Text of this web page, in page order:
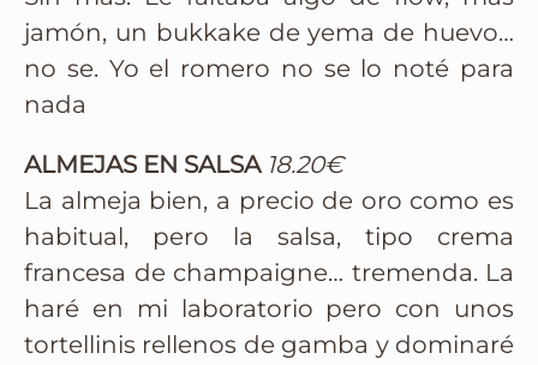
jamón, un bukkake de yema de huevo…
no se. Yo el romero no se lo noté para
nada
ALMEJAS EN SALSA 18.20€
La almeja bien, a precio de oro como es
habitual, pero la salsa, tipo crema
francesa de champaigne… tremenda. La
haré en mi laboratorio pero con unos
tortellinis rellenos de gamba y dominaré